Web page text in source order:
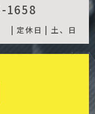
1658
| 定休日 | 土、日